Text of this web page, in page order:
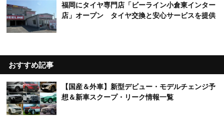
福岡にタイヤ専門店「ビーライン小倉東インター
店」オープン タイヤ交換と安心サービスを提供
おすすめ記事
【国産＆外車】新型デビュー・モデルチェンジ予
想＆新車スクープ・リーク情報一覧